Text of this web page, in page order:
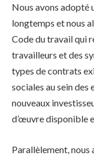
Nous avons adopté
longtemps et nous
Code du travail qui
travailleurs et des
types de contrats
sociales au sein des
nouveaux
d’œuvre disponible
Parallèlement, nous